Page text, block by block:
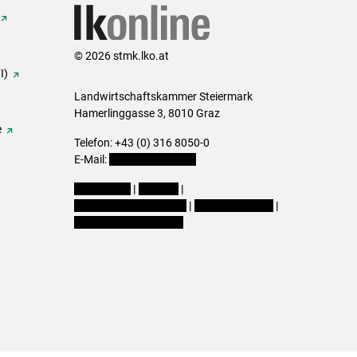
© 2026 stmk.lko.at
Landwirtschaftskammer Steiermark
Hamerlinggasse 3, 8010 Graz
Telefon: +43 (0) 316 8050-0
E-Mail:
|
|
|
|